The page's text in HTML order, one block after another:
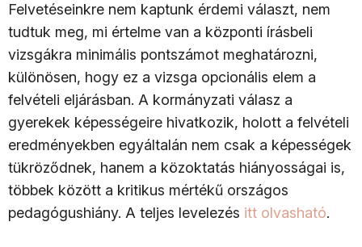
Felvetéseinkre nem kaptunk érdemi választ, nem
tudtuk meg, mi értelme van a központi írásbeli
vizsgákra minimális pontszámot meghatározni,
különösen, hogy ez a vizsga opcionális elem a
felvételi eljárásban. A kormányzati válasz a
gyerekek képességeire hivatkozik, holott a felvételi
eredményekben egyáltalán nem csak a képességek
tükröződnek, hanem a közoktatás hiányosságai is,
többek között a kritikus mértékű országos
pedagógushiány. A teljes levelezés itt olvasható.